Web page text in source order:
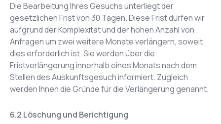
Die Bearbeitung Ihres Gesuchs unterliegt der
gesetzlichen Frist von 30 Tagen. Diese Frist dürfen wir
aufgrund der Komplexität und der hohen Anzahl von
Anfragen um zwei weitere Monate verlängern, soweit
dies erforderlich ist. Sie werden über die
Fristverlängerung innerhalb eines Monats nach dem
Stellen des Auskunftsgesuch informiert. Zugleich
werden Ihnen die Gründe für die Verlängerung genannt.
Löschung und Berichtigung